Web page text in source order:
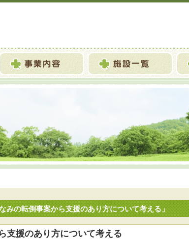
みの転倒事案から支援のあり方について考える」
支援のあり方について考える